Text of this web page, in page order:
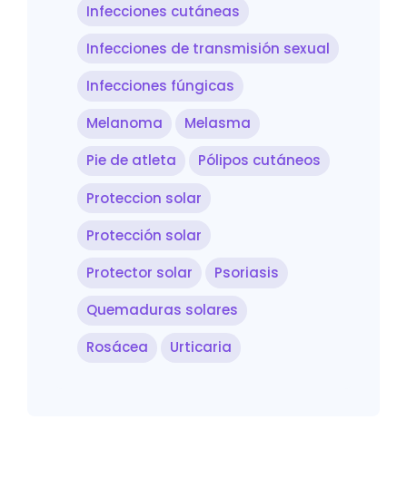
Infecciones cutáneas
Infecciones de transmisión sexual
Infecciones fúngicas
Melanoma
Melasma
Pie de atleta
Pólipos cutáneos
Proteccion solar
Protección solar
Protector solar
Psoriasis
Quemaduras solares
Rosácea
Urticaria